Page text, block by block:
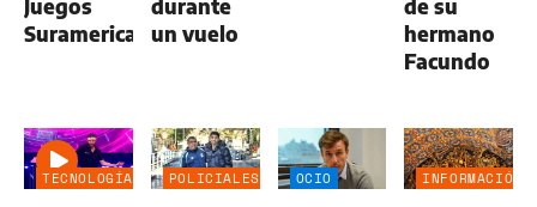
Juegos
Suramericanos
durante
un vuelo
de su
hermano
Facundo
TECNOLOGÍA POLICIALES OCIO
INFORMACIÓN